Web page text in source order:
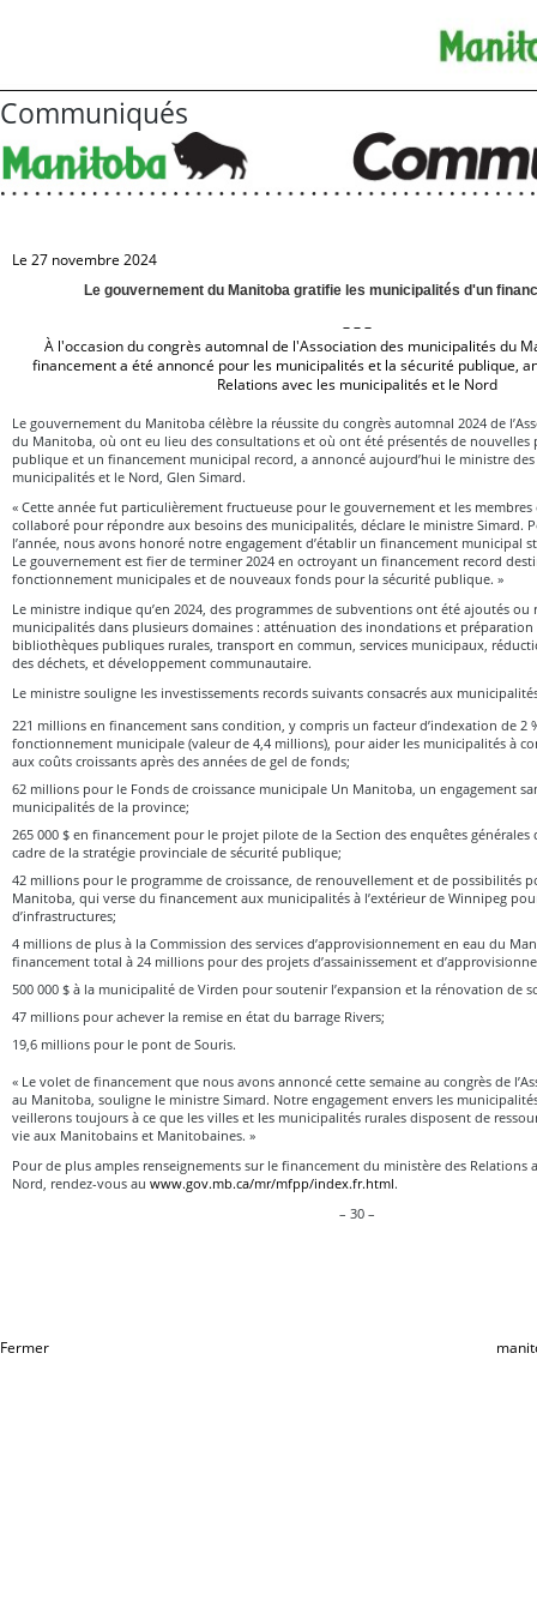
Communiqués
Le 27 novembre 2024
Le gouvernement du Manitoba gratifie les municipalités d'un
– – –
À l'occasion du congrès automnal de l'Association des municipalités du
financement a été annoncé pour les municipalités et la sécurité publique,
Relations avec les municipalités et le Nord
Le gouvernement du Manitoba célèbre la réussite du congrès automnal 2024 de
du Manitoba, où ont eu lieu des consultations et où ont été présentés de nouvelles
publique et un financement municipal record, a annoncé aujourd’hui le ministre des
municipalités et le Nord, Glen Simard.
« Cette année fut particulièrement fructueuse pour le gouvernement et les membres
collaboré pour répondre aux besoins des municipalités, déclare le ministre Simard.
l’année, nous avons honoré notre engagement d’établir un financement municipal
Le gouvernement est fier de terminer 2024 en octroyant un financement record
fonctionnement municipales et de nouveaux fonds pour la sécurité publique. »
Le ministre indique qu’en 2024, des programmes de subventions ont été ajoutés ou
municipalités dans plusieurs domaines : atténuation des inondations et préparation
bibliothèques publiques rurales, transport en commun, services municipaux,
des déchets, et développement communautaire.
Le ministre souligne les investissements records suivants consacrés aux
221 millions en financement sans condition, y compris un facteur d’indexation de 2
fonctionnement municipale (valeur de 4,4 millions), pour aider les municipalités à
aux coûts croissants après des années de gel de fonds;
62 millions pour le Fonds de croissance municipale Un Manitoba, un engagement
municipalités de la province;
265 000 $ en financement pour le projet pilote de la Section des enquêtes générales
cadre de la stratégie provinciale de sécurité publique;
42 millions pour le programme de croissance, de renouvellement et de possibilités
Manitoba, qui verse du financement aux municipalités à l’extérieur de Winnipeg
d’infrastructures;
4 millions de plus à la Commission des services d’approvisionnement en eau du
financement total à 24 millions pour des projets d’assainissement et
500 000 $ à la municipalité de Virden pour soutenir l’expansion et la rénovation de
47 millions pour achever la remise en état du barrage Rivers;
19,6 millions pour le pont de Souris.
« Le volet de financement que nous avons annoncé cette semaine au congrès de
au Manitoba, souligne le ministre Simard. Notre engagement envers les
veillerons toujours à ce que les villes et les municipalités rurales disposent de
vie aux Manitobains et Manitobaines. »
Pour de plus amples renseignements sur le financement du ministère des Relations
Nord, rendez-vous au www.gov.mb.ca/mr/mfpp/index.fr.html.
– 30 –
Fermer